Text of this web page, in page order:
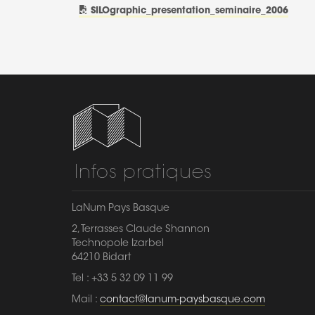
SILOgraphic_presentation_seminaire_2006
Infos pratiques
LaNum Pays Basque
2, Terrasses Claude Shannon
Technopole Izarbel
64210 Bidart
Tel : +33 5 32 09 11 99
Mail : contact@lanum-paysbasque.com